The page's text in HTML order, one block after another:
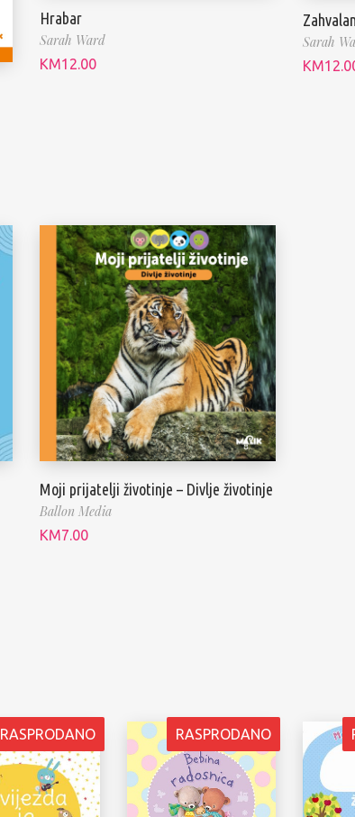
Hrabar
Sarah Ward
KM12.00
Zahvalan
Sarah
KM
Moji prijatelji životinje – Divlje životinje
Ballon Media
KM7.00
RASPRODANO RASPRODANO